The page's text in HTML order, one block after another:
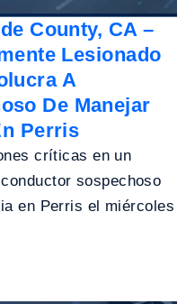
County, CA –
Lesionado
A
De Manejar
Perris
críticas en un
sospechoso
en Perris el miércoles